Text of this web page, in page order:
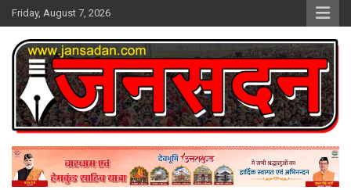
Skip
to
content
Friday, August 7, 2026
Jan Sadan